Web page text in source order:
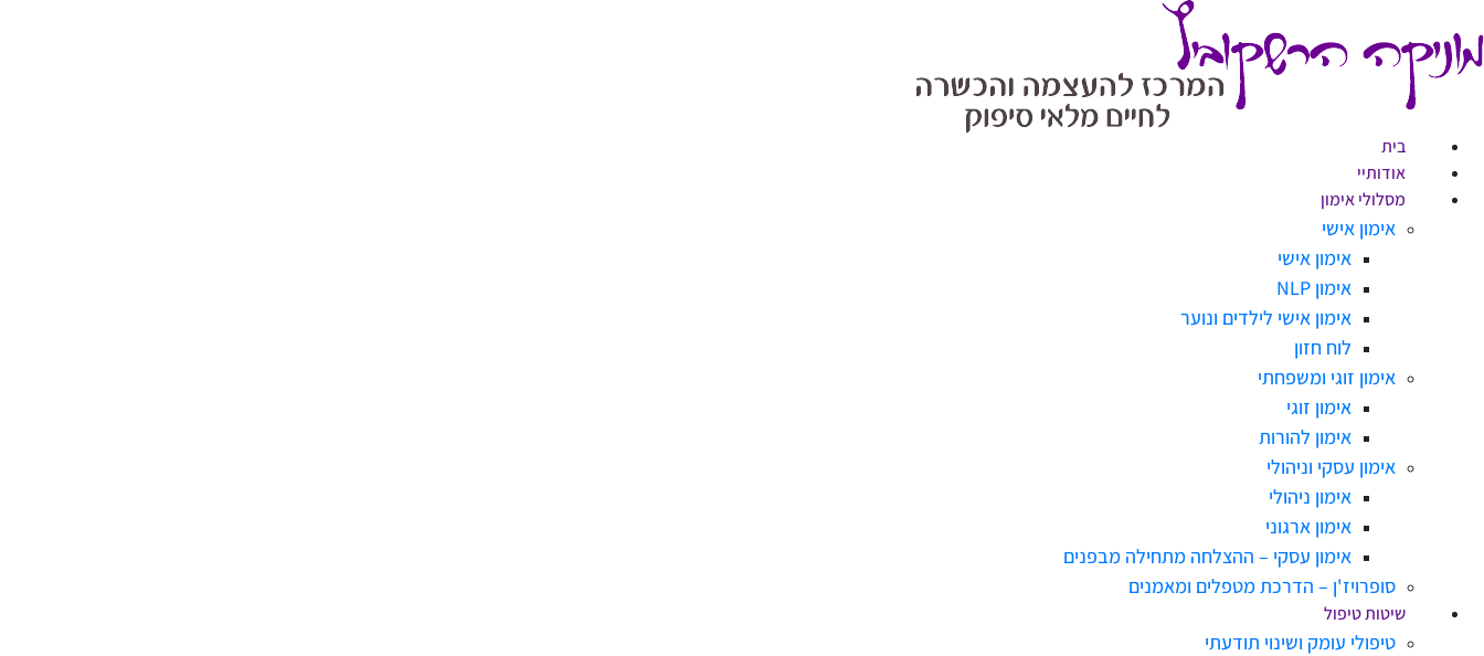
בית
אודותיי
מסלולי אימון
אימון אישי
אימון אישי
אימון NLP
אימון אישי לילדים ונוער
לוח חזון
אימון זוגי ומשפחתי
אימון זוגי
אימון להורות
אימון עסקי וניהולי
אימון ניהולי
אימון ארגוני
אימון עסקי – ההצלחה מתחילה מבפנים
סופרויז'ן – הדרכת מטפלים ומאמנים
שיטות טיפול
טיפולי עומק ושינוי תודעתי